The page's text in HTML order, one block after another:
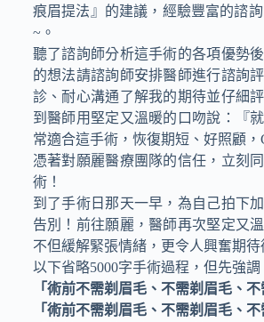
痕眉提法』的建議，經驗豐富的諮
~。
聽了諮詢師分析這手術的各項優勢
的想法請諮詢師安排醫師進行諮詢
診、耐心溝通了解我的期待並仔細
到醫師用堅定又溫暖的口吻說：『
常適合這手術，恢復期短、好照顧，
憑著對願麗醫療團隊的信任，立刻
術！
到了手術日那天一早，為自己拍下
告別！前往願麗，醫師再次堅定又
不但緩解緊張情緒，更令人興奮期待
以下省略5000字手術過程，但先強調
「術前不需剃眉毛、不需剃眉毛、不
「術前不需剃眉毛、不需剃眉毛、不